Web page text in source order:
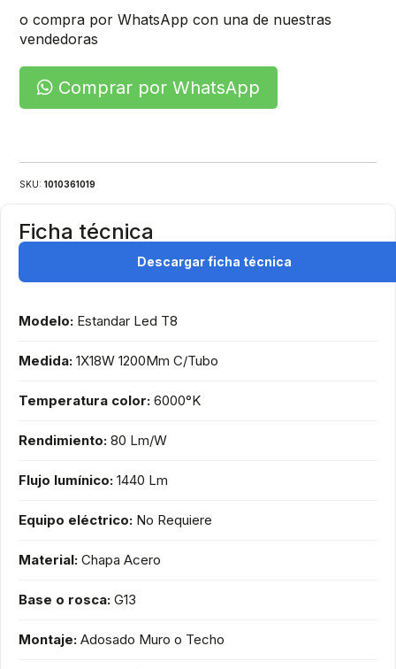
cantidad
o compra por WhatsApp con una de nuestras
vendedoras
Comprar por WhatsApp
SKU:1010361019
Ficha técnica
Descargar ficha técnica
Modelo: Estandar Led T8
Medida: 1X18W 1200Mm C/Tubo
Temperatura color: 6000°K
Rendimiento: 80 Lm/W
Flujo lumínico: 1440 Lm
Equipo eléctrico: No Requiere
Material: Chapa Acero
Base o rosca: G13
Montaje: Adosado Muro o Techo